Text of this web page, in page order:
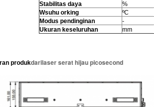
Stabilitas daya
%
Wsuhu orking ºC
Modus pendinginan
-
Ukuran keseluruhan
mm
produkdarilaser serat hijau picosecond